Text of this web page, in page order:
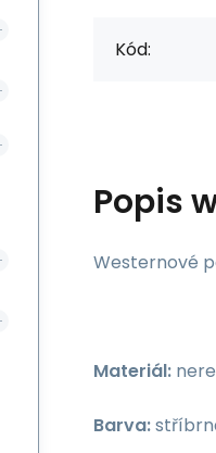
Kód:
Popis
Westernové
Materiál:
Barva: